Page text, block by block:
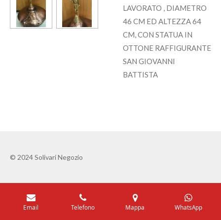
LAVORATO , DIAMETRO
46 CM ED ALTEZZA 64
CM, CON STATUA IN
OTTONE RAFFIGURANTE
SAN GIOVANNI
BATTISTA
© 2024 Solivari Negozio
Email Telefono Mappa WhatsApp